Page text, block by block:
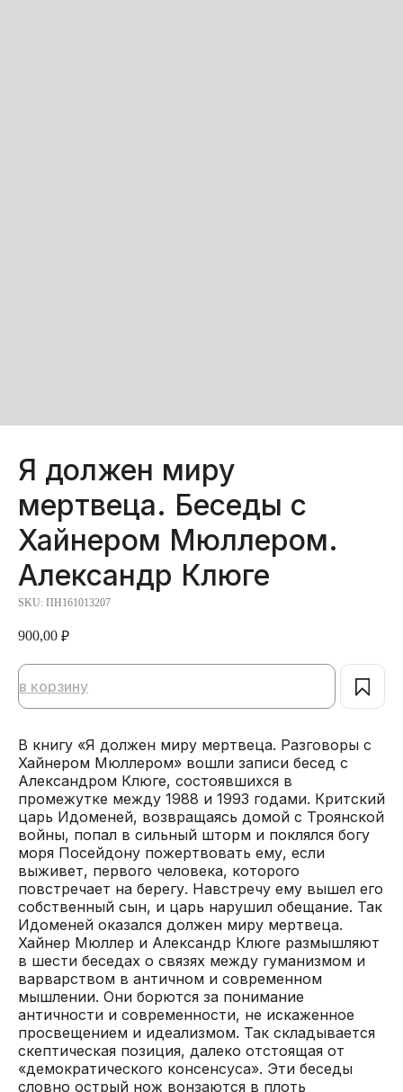
Я должен миру
мертвеца. Беседы с
Хайнером Мюллером.
Александр Клюге
SKU: ПН161013207
900,00 ₽
в корзину
В книгу «Я должен миру мертвеца. Разговоры с
Хайнером Мюллером» вошли записи бесед с
Александром Клюге, состоявшихся в
промежутке между 1988 и 1993 годами. Критский
царь Идоменей, возвращаясь домой с Троянской
войны, попал в сильный шторм и поклялся богу
моря Посейдону пожертвовать ему, если
выживет, первого человека, которого
повстречает на берегу. Навстречу ему вышел его
собственный сын, и царь нарушил обещание. Так
Идоменей оказался должен миру мертвеца.
Хайнер Мюллер и Александр Клюге размышляют
в шести беседах о связях между гуманизмом и
варварством в античном и современном
мышлении. Они борются за понимание
античности и современности, не искаженное
просвещением и идеализмом. Так складывается
скептическая позиция, далеко отстоящая от
«демократического консенсуса». Эти беседы
словно острый нож вонзаются в плоть